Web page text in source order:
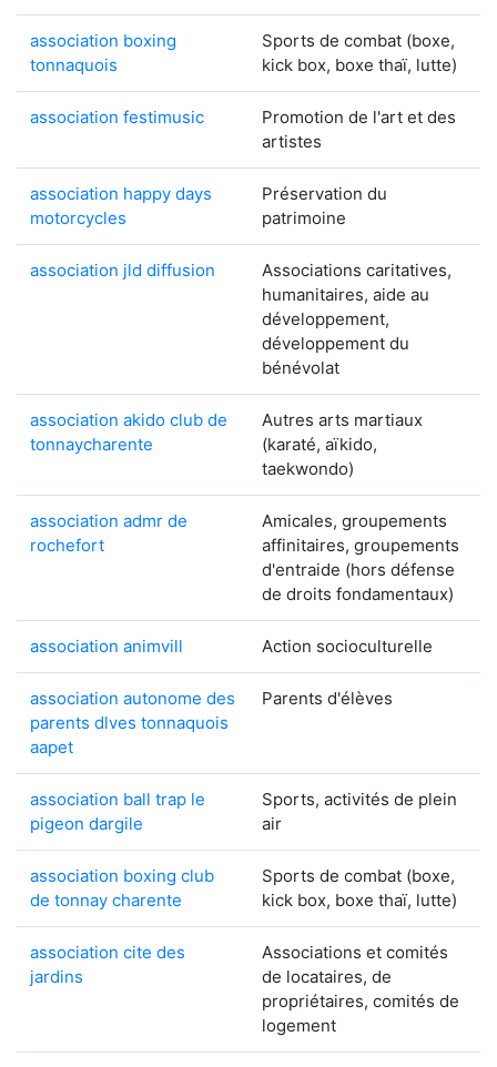
association boxing
tonnaquois
Sports de combat (boxe,
kick box, boxe thaï, lutte)
association festimusic
Promotion de l'art et des
artistes
association happy days
motorcycles
Préservation du
patrimoine
association jld diffusion
Associations caritatives,
humanitaires, aide au
développement,
développement du
bénévolat
association akido club de
tonnaycharente
Autres arts martiaux
(karaté, aïkido,
taekwondo)
association admr de
rochefort
Amicales, groupements
affinitaires, groupements
d'entraide (hors défense
de droits fondamentaux)
association animvill Action socioculturelle
association autonome des
parents dlves tonnaquois
aapet
Parents d'élèves
association ball trap le
pigeon dargile
Sports, activités de plein
air
association boxing club
de tonnay charente
Sports de combat (boxe,
kick box, boxe thaï, lutte)
association cite des
jardins
Associations et comités
de locataires, de
propriétaires, comités de
logement